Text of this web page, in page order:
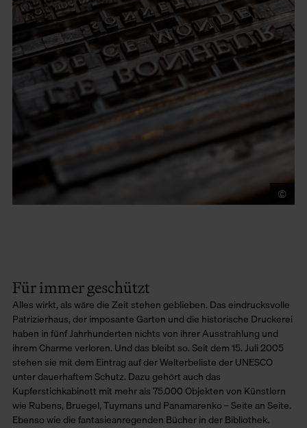
©
Für immer geschützt
Alles wirkt, als wäre die Zeit stehen geblieben. Das eindrucksvolle
Patrizierhaus, der imposante Garten und die historische Druckerei
haben in fünf Jahrhunderten nichts von ihrer Ausstrahlung und
ihrem Charme verloren. Und das bleibt so. Seit dem 15. Juli 2005
stehen sie mit dem Eintrag auf der Welterbeliste der UNESCO
unter dauerhaftem Schutz. Dazu gehört auch das
Kupferstichkabinett mit mehr als 75.000 Objekten von Künstlern
wie Rubens, Bruegel, Tuymans und Panamarenko – Seite an Seite.
Ebenso wie die fantasieanregenden Bücher in der Bibliothek.